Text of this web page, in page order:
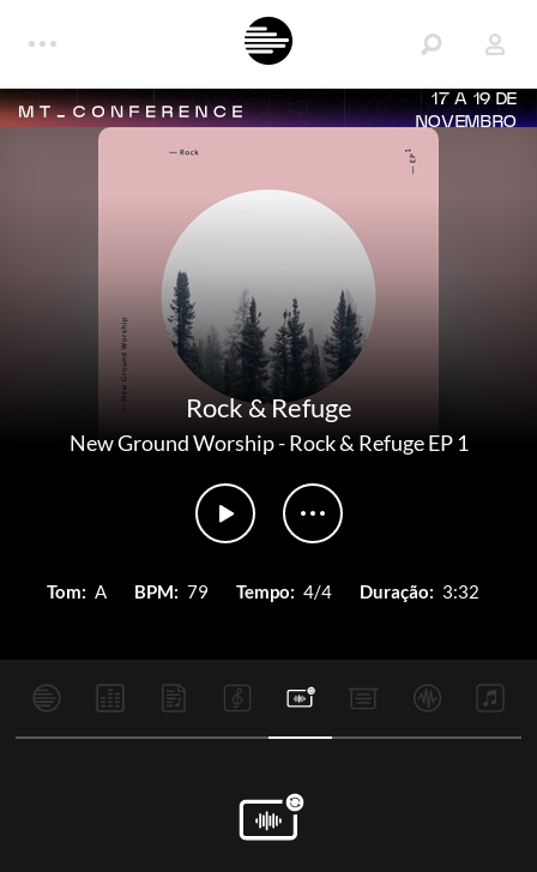
17 A 19 DE
NOVEMBRO
Rock & Refuge
New Ground Worship-Rock & Refuge EP 1
Tom: A BPM: 79 Tempo: 4/4 Duração: 3:32